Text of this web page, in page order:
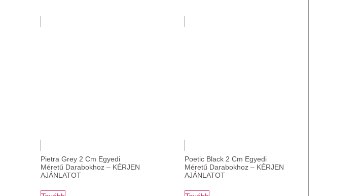
Pietra Grey 2 Cm Egyedi
Méretű Darabokhoz – KÉRJEN
AJÁNLATOT
Poetic Black 2 Cm Egyedi
Méretű Darabokhoz – KÉRJEN
AJÁNLATOT